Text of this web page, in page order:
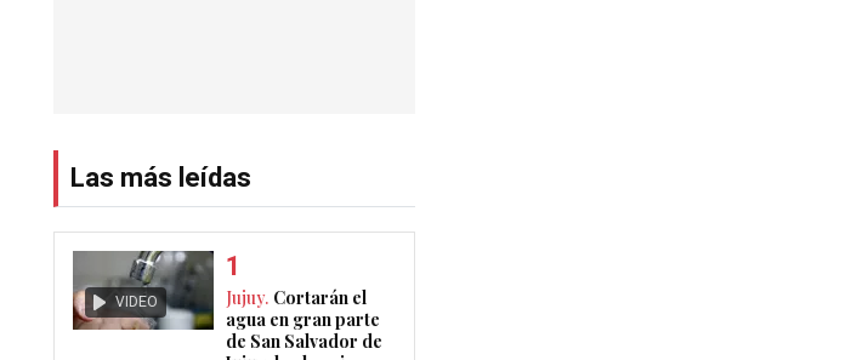
Las más leídas
VIDEO Jujuy. Cortarán el
agua en gran parte
de San Salvador de